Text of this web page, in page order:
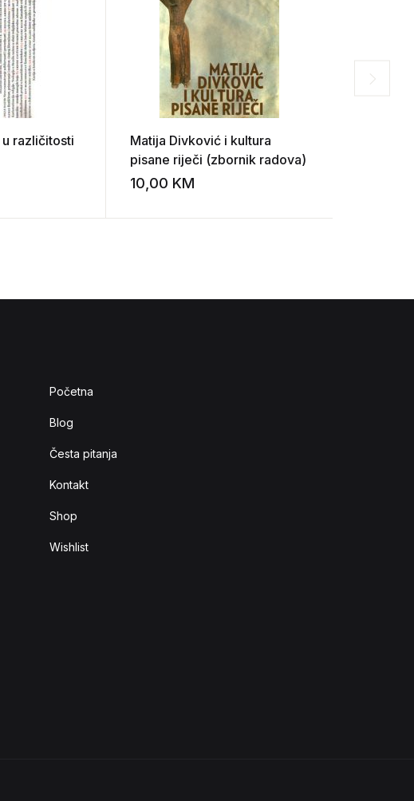
različitosti
Add to wishlist
Matija Divković i kultura
pisane riječi (zbornik radova)
10,00 KM
Početna
Blog
Česta pitanja
Kontakt
Shop
Wishlist